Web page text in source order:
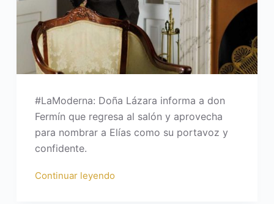
#LaModerna: Doña Lázara informa a don
Fermín que regresa al salón y aprovecha
para nombrar a Elías como su portavoz y
confidente.
Continuar leyendo